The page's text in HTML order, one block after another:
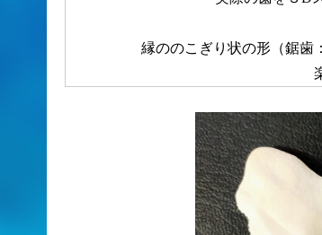
縁ののこぎり状の形（鋸歯